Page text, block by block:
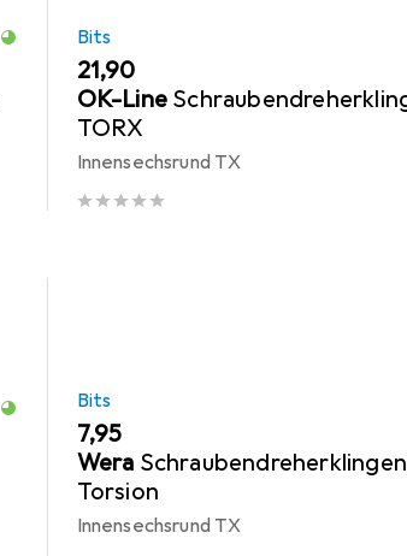
Bits
EUR
21,90
OK-Line
TORX
Innensechsrund TX
Bits
EUR
7,95
Wera Schraubendreherklingen
Torsion
Innensechsrund TX